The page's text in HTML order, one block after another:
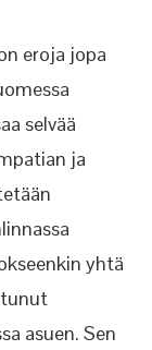
eroja jopa
selvää
ja
yhtä
asuen. Sen